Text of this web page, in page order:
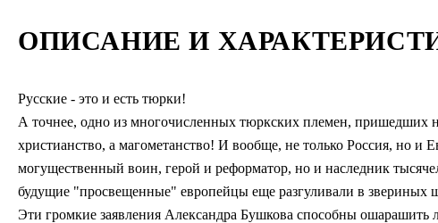
ОПИСАНИЕ И
Русские - это и есть тюрки!
А точнее, одно из многочисленных тюркских племен, пришедших
христианство, а магометанство! И вообще, не только Россия, но
могущественный воин, герой и реформатор, но и наследник
будущие "просвещенные" европейцы еще разгуливали в звериных
Эти громкие заявления Александра Бушкова способны ошарашить